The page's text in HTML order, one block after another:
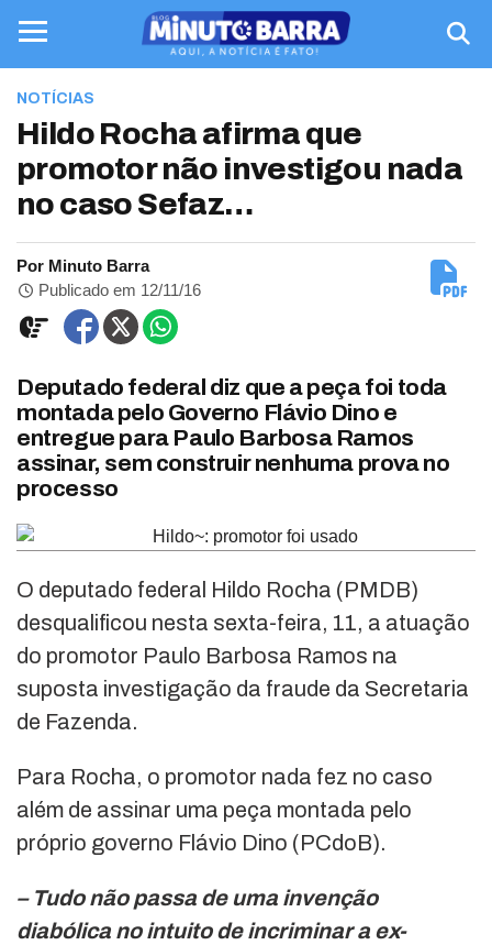
NOTÍCIAS
Hildo Rocha afirma que
promotor não investigou nada
no caso Sefaz…
Por Minuto Barra
Publicado em 12/11/16
Deputado federal diz que a peça foi toda
montada pelo Governo Flávio Dino e
entregue para Paulo Barbosa Ramos
assinar, sem construir nenhuma prova no
processo
O deputado federal Hildo Rocha (PMDB)
desqualificou nesta sexta-feira, 11, a atuação
do promotor Paulo Barbosa Ramos na
suposta investigação da fraude da Secretaria
de Fazenda.
Para Rocha, o promotor nada fez no caso
além de assinar uma peça montada pelo
próprio governo Flávio Dino (PCdoB).
– Tudo não passa de uma invenção
diabólica no intuito de incriminar a ex-